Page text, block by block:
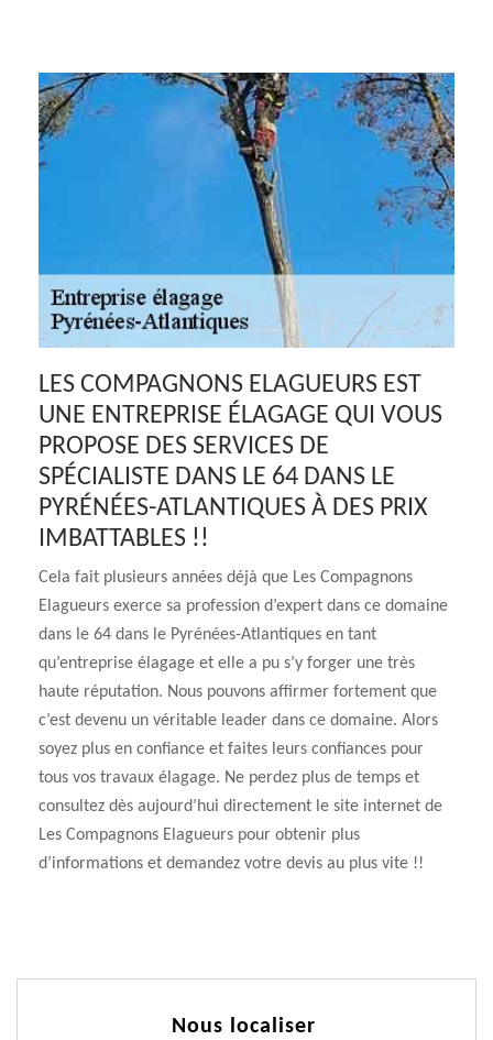
LES COMPAGNONS ELAGUEURS EST
UNE ENTREPRISE ÉLAGAGE QUI VOUS
PROPOSE DES SERVICES DE
SPÉCIALISTE DANS LE 64 DANS LE
PYRÉNÉES-ATLANTIQUES À DES PRIX
IMBATTABLES !!
Cela fait plusieurs années déjà que Les Compagnons
Elagueurs exerce sa profession d’expert dans ce domaine
dans le 64 dans le Pyrénées-Atlantiques en tant
qu’entreprise élagage et elle a pu s’y forger une très
haute réputation. Nous pouvons affirmer fortement que
c’est devenu un véritable leader dans ce domaine. Alors
soyez plus en confiance et faites leurs confiances pour
tous vos travaux élagage. Ne perdez plus de temps et
consultez dès aujourd’hui directement le site internet de
Les Compagnons Elagueurs pour obtenir plus
d’informations et demandez votre devis au plus vite !!
Nous localiser